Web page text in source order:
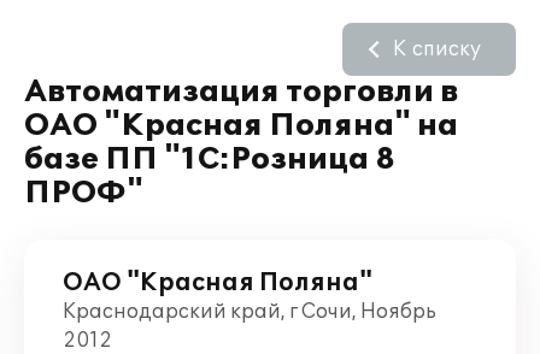
Автоматизация торговли в
ОАО "Красная Поляна" на
базе ПП "1С:Розница 8
ПРОФ"
К списку
ОАО "Красная Поляна"
Краснодарский край, г Сочи, Ноябрь
2012